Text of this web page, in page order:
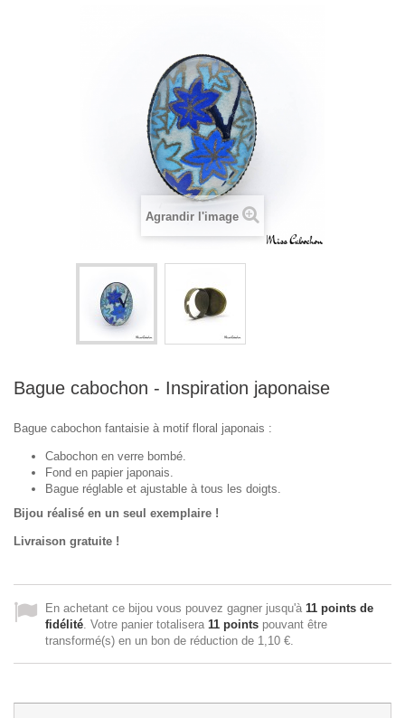
Agrandir l'image
Bague cabochon - Inspiration japonaise
Bague cabochon fantaisie à motif floral japonais :
Cabochon en verre bombé.
Fond en papier japonais.
Bague réglable et ajustable à tous les doigts.
Bijou réalisé en un seul exemplaire !
Livraison gratuite !
En achetant ce bijou vous pouvez gagner jusqu'à 11 points de
fidélité. Votre panier totalisera 11 points pouvant être
transformé(s) en un bon de réduction de 1,10 €.